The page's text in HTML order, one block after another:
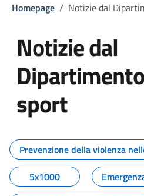
Homepage / Notizie dal
Notizie dal
sport
Tutti i contenuti
Prevenzione della violenza
5x1000